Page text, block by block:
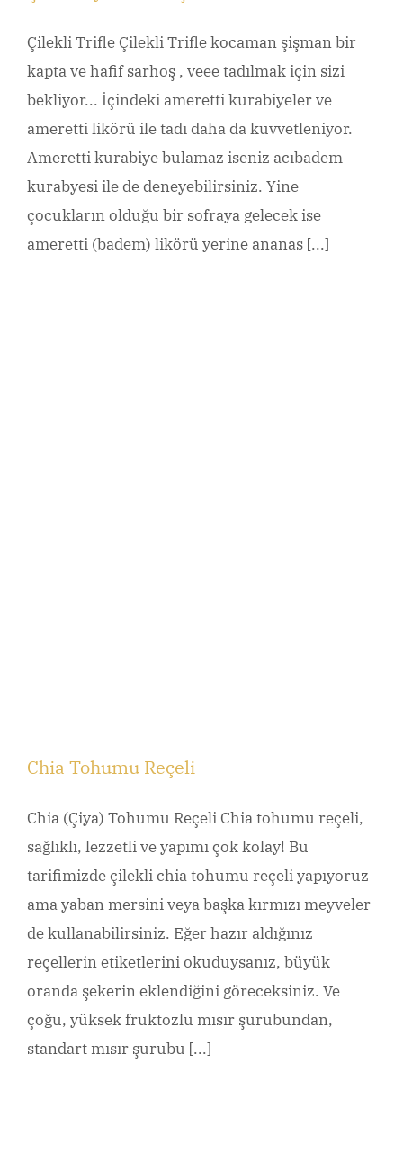
Çilekli Trifle Çilekli Trifle kocaman şişman bir
kapta ve hafif sarhoş , veee tadılmak için sizi
bekliyor... İçindeki ameretti kurabiyeler ve
ameretti likörü ile tadı daha da kuvvetleniyor.
Ameretti kurabiye bulamaz iseniz acıbadem
kurabyesi ile de deneyebilirsiniz. Yine
çocukların olduğu bir sofraya gelecek ise
ameretti (badem) likörü yerine ananas [...]
Chia Tohumu Reçeli
Chia (Çiya) Tohumu Reçeli Chia tohumu reçeli,
sağlıklı, lezzetli ve yapımı çok kolay! Bu
tarifimizde çilekli chia tohumu reçeli yapıyoruz
ama yaban mersini veya başka kırmızı meyveler
de kullanabilirsiniz. Eğer hazır aldığınız
reçellerin etiketlerini okuduysanız, büyük
oranda şekerin eklendiğini göreceksiniz. Ve
çoğu, yüksek fruktozlu mısır şurubundan,
standart mısır şurubu [...]